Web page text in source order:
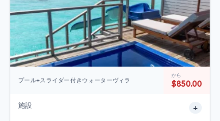
プール+スライダー付きウォーターヴィラ
から
$850.00
施設 +